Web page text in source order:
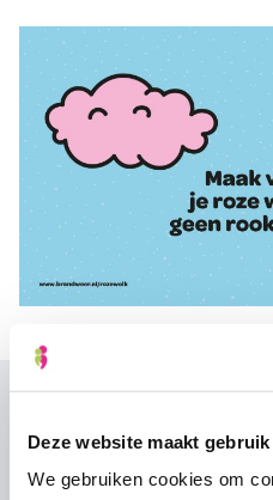
Deze website maakt
We gebruiken cookies om
Wat onze